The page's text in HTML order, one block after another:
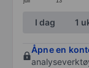
End of
I dag 1
Åpne en